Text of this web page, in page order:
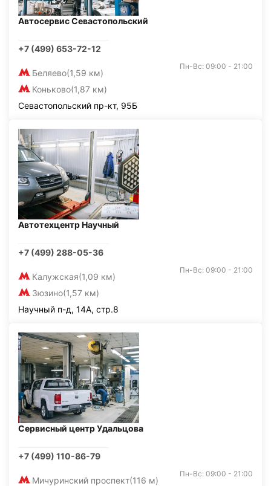
Автосервис Севастопольский
+7 (499) 653-72-12
Беляево(1,59 км)
Коньково(1,87 км)
Пн-Вс: 09:00 - 21:00
Севастопольский пр-кт, 95Б
Автотехцентр Научный
+7 (499) 288-05-36
Калужская(1,09 км)
Зюзино(1,57 км)
Пн-Вс: 09:00 - 21:00
Научный п-д, 14А, стр.8
Сервисный центр Удальцова
+7 (499) 110-86-79
Мичуринский проспект(116 м)
Пн-Вс: 09:00 - 21:00